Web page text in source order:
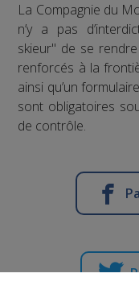
La Compagnie du
n’y a pas
skieur" de se
renforcés à la
ainsi qu’un
sont obligatoires
de contrôle.